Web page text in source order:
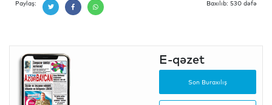
Paylaş: Baxılıb: 530 dəfə
E-qəzet
Son Buraxılış